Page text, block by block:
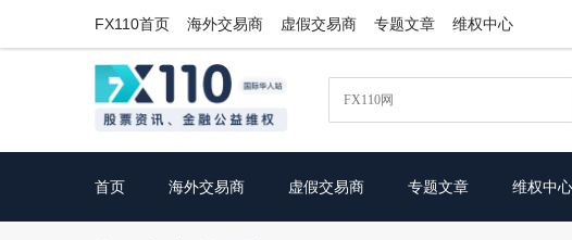
FX110首页 海外交易商 虚假交易商 专题文章 维权中心
首页 海外交易商 虚假交易商 专题文章 维权中心